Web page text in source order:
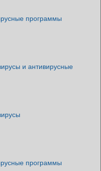
программы
и антивирусные
программы